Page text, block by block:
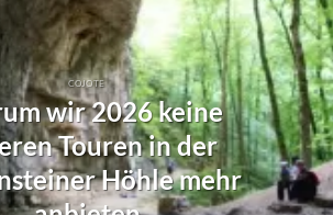
COJOTE
wir 2026 keine
Touren in der
Höhle mehr